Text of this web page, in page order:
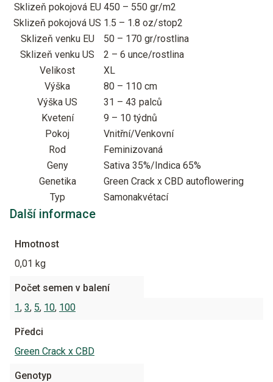
Sklizeň pokojová EU 450 – 550 gr/m2
Sklizeň pokojová US 1.5 – 1.8 oz/stop2
Sklizeň venku EU
50 – 170 gr/rostlina
Sklizeň venku US
2 – 6 unce/rostlina
Velikost
XL
Výška
80 – 110 cm
Výška US
31 – 43 palců
Kvetení
9 – 10 týdnů
Pokoj
Vnitřní/Venkovní
Rod
Feminizovaná
Geny
Sativa 35%/Indica 65%
Genetika
Green Crack x CBD autoflowering
Typ
Samonakvétací
Další informace
Hmotnost
0,01 kg
Počet semen v balení
1, 3, 5, 10, 100
Předci
Green Crack x CBD
Genotyp